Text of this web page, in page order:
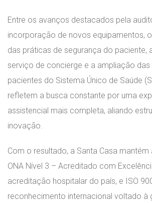
Entre os avanços destacados pela
incorporação de novos equipamentos,
das práticas de segurança do paciente,
serviço de concierge e a ampliação das
pacientes do Sistema Único de Saúde
refletem a busca constante por uma
assistencial mais completa, aliando
inovação.
Com o resultado, a Santa Casa
ONA Nível 3 – Acreditado com
acreditação hospitalar do país, e ISO
reconhecimento internacional voltado à